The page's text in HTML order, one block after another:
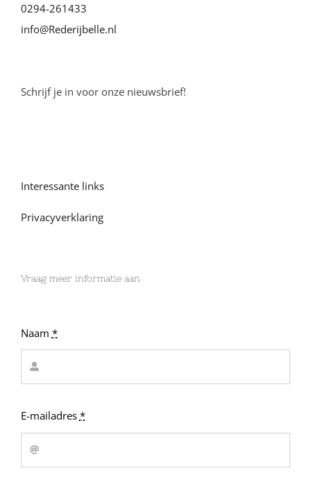
0294-261433
info@Rederijbelle.nl
Schrijf je in voor onze nieuwsbrief!
Interessante links
Privacyverklaring
Vraag meer informatie aan
Naam *
E-mailadres *